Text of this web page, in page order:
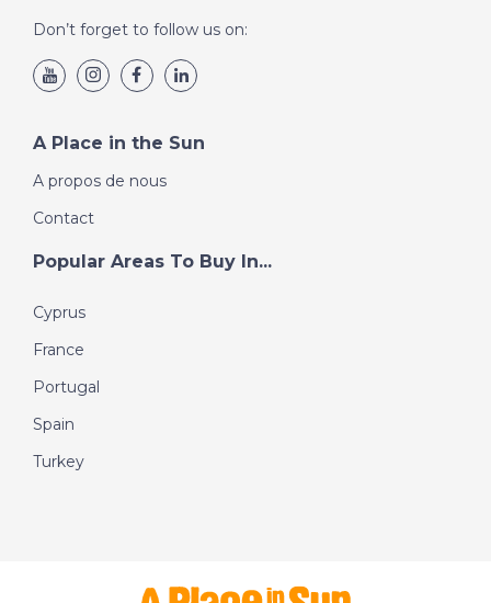
Don’t forget to follow us on:
A Place in the Sun
A propos de nous
Contact
Popular Areas To Buy In...
Cyprus
France
Portugal
Spain
Turkey